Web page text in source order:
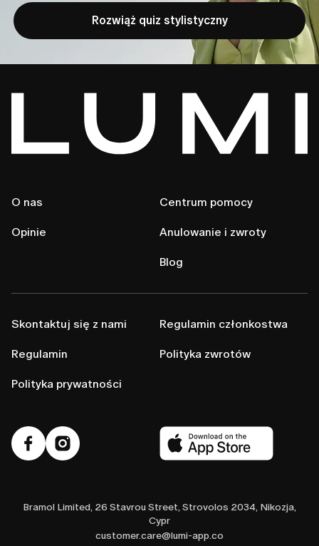
Rozwiąż quiz stylistyczny
O nas
Opinie
Centrum pomocy
Anulowanie i zwroty
Blog
Skontaktuj się z nami
Regulamin
Polityka prywatności
Regulamin członkostwa
Polityka zwrotów
Bramol Limited, 26 Stavrou Street, Strovolos 2034, Nikozja,
Cypr
customer.care@lumi-app.co